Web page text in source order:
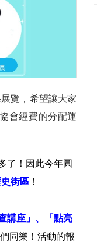
覽，希望讓大家
會經費的分配運
了！因此今年圓
街區 ！
講座」、「點亮
同樂！活動的報